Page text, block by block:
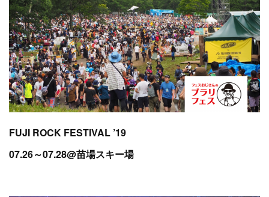
FUJI ROCK FESTIVAL ’19
07.26～07.28@苗場スキー場